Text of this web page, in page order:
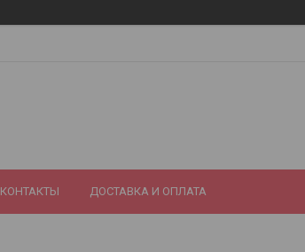
КОНТАКТЫ ДОСТАВКА И ОПЛАТА